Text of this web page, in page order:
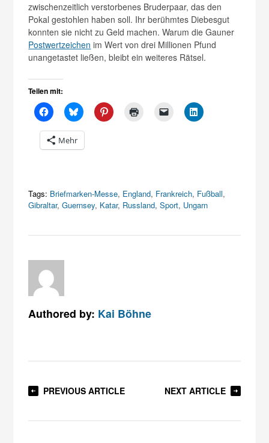
zwischenzeitlich verstorbenes Bruderpaar, das den
Pokal gestohlen haben soll. Ihr berühmtes Diebesgut
konnten sie nicht zu Geld machen. Warum die Gauner
Postwertzeichen im Wert von drei Millionen Pfund
unangetastet ließen, bleibt ein weiteres Rätsel.
Teilen mit:
Mehr
Tags: Briefmarken-Messe, England, Frankreich, Fußball,
Gibraltar,Guernsey, Katar, Russland,Sport, Ungarn
Authored by: Kai Böhne
PREVIOUS ARTICLE NEXT ARTICLE